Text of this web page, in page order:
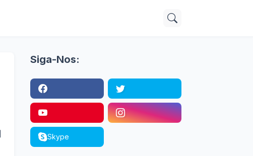
Siga-Nos:
Skype